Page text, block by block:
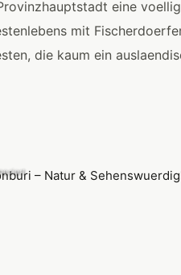
eine
mit
die kaum ein